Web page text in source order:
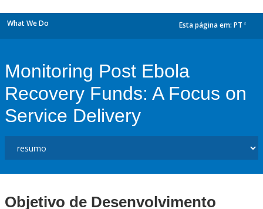
What We Do Esta página em: PT
Monitoring Post Ebola
Recovery Funds: A Focus on
Service Delivery
Objetivo de Desenvolvimento